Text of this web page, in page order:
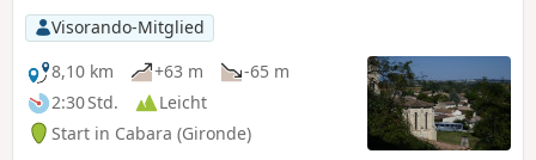
Visorando-Mitglied
8,10 km
+63 m
-65 m
2:30 Std.
Leicht
Start in Cabara (Gironde)